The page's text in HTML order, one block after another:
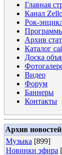
Главная
Канал
Рок-
Архив
Каталог
Доска
Видео
Форум
Баннеры
Контакты
Архив новостей
Музыка [899]
Новинки эфира